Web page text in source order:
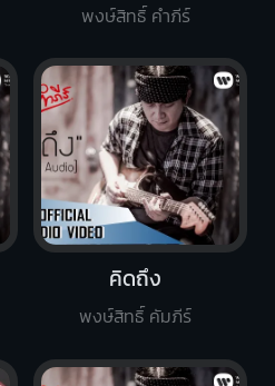
พงษ์สิทธิ์ คำภีร์
คิดถึง
พงษ์สิทธิ์ คัมภีร์